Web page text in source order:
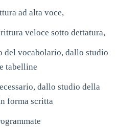
ad alta voce,
veloce sotto dettatura,
del vocabolario, dallo studio
tabelline
dallo studio della
forma scritta